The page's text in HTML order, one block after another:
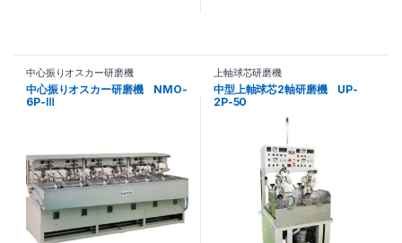
中心振りオスカー研磨機
中心振りオスカー研磨機 NMO-
6P-Ⅲ
上軸球芯研磨機
中型上軸球芯2軸研磨機 UP-
2P-50